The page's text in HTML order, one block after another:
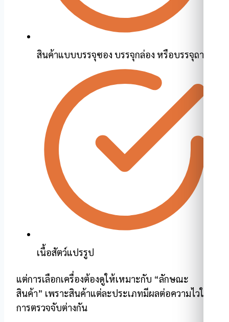
สินค้าแบบบรรจุซอง บรรจุกล่อง หรือบรรจุถาด
เนื้อสัตว์แปรรูป
แต่การเลือกเครื่องต้องดูให้เหมาะกับ “ลักษณะ
สินค้า” เพราะสินค้าแต่ละประเภทมีผลต่อความไวใน
การตรวจจับต่างกัน